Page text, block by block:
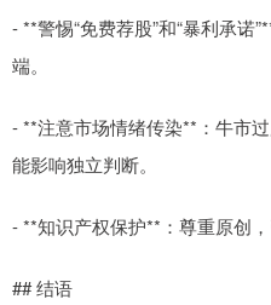
- **警惕“免费荐股”和“暴利承诺
端。
- **注意市场情绪传染**：牛市
能影响独立判断。
- **知识产权保护**：尊重原创
## 结语